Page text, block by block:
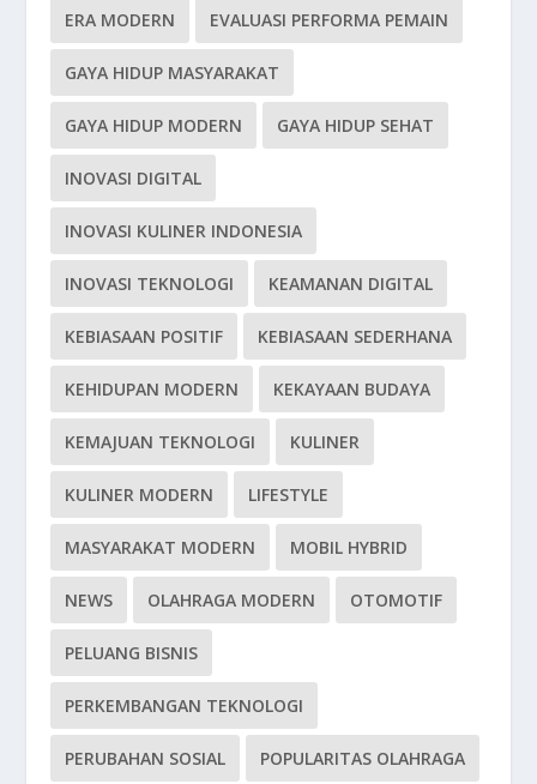
ERA MODERN EVALUASI PERFORMA PEMAIN
GAYA HIDUP MASYARAKAT
GAYA HIDUP MODERN GAYA HIDUP SEHAT
INOVASI DIGITAL
INOVASI KULINER INDONESIA
INOVASI TEKNOLOGI KEAMANAN DIGITAL
KEBIASAAN POSITIF KEBIASAAN SEDERHANA
KEHIDUPAN MODERN KEKAYAAN BUDAYA
KEMAJUAN TEKNOLOGI KULINER
KULINER MODERN LIFESTYLE
MASYARAKAT MODERN MOBIL HYBRID
NEWS OLAHRAGA MODERN OTOMOTIF
PELUANG BISNIS
PERKEMBANGAN TEKNOLOGI
PERUBAHAN SOSIAL POPULARITAS OLAHRAGA